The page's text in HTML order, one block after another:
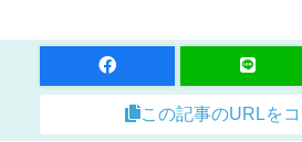
この記事のURLを